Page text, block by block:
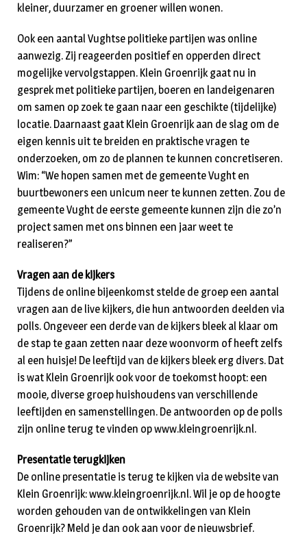
kleiner, duurzamer en groener willen wonen.
Ook een aantal Vughtse politieke partijen was online
aanwezig. Zij reageerden positief en opperden direct
mogelijke vervolgstappen. Klein Groenrijk gaat nu in
gesprek met politieke partijen, boeren en landeigenaren
om samen op zoek te gaan naar een geschikte (tijdelijke)
locatie. Daarnaast gaat Klein Groenrijk aan de slag om de
eigen kennis uit te breiden en praktische vragen te
onderzoeken, om zo de plannen te kunnen concretiseren.
Wim: “We hopen samen met de gemeente Vught en
buurtbewoners een unicum neer te kunnen zetten. Zou de
gemeente Vught de eerste gemeente kunnen zijn die zo’n
project samen met ons binnen een jaar weet te
realiseren?”
Vragen aan de kijkers
Tijdens de online bijeenkomst stelde de groep een aantal
vragen aan de live kijkers, die hun antwoorden deelden via
polls. Ongeveer een derde van de kijkers bleek al klaar om
de stap te gaan zetten naar deze woonvorm of heeft zelfs
al een huisje! De leeftijd van de kijkers bleek erg divers. Dat
is wat Klein Groenrijk ook voor de toekomst hoopt: een
mooie, diverse groep huishoudens van verschillende
leeftijden en samenstellingen. De antwoorden op de polls
zijn online terug te vinden op www.kleingroenrijk.nl.
Presentatie terugkijken
De online presentatie is terug te kijken via de website van
Klein Groenrijk: www.kleingroenrijk.nl. Wil je op de hoogte
worden gehouden van de ontwikkelingen van Klein
Groenrijk? Meld je dan ook aan voor de nieuwsbrief.